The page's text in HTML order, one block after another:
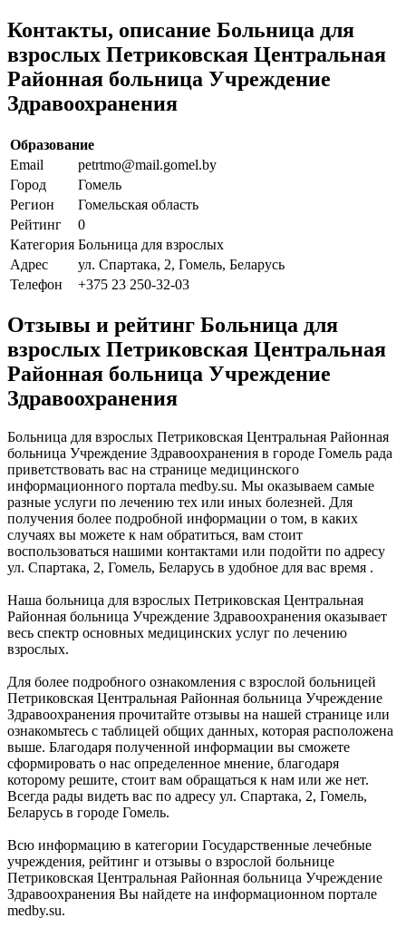
Контакты, описание Больница для
взрослых Петриковская Центральная
Районная больница Учреждение
Здравоохранения
Образование
Email
petrtmo@mail.gomel.by
Город
Гомель
Регион
Гомельская область
Рейтинг
0
Категория Больница для взрослых
Адрес
ул. Спартака, 2, Гомель, Беларусь
Телефон
+375 23 250-32-03
Отзывы и рейтинг Больница для
взрослых Петриковская Центральная
Районная больница Учреждение
Здравоохранения
Больница для взрослых Петриковская Центральная Районная
больница Учреждение Здравоохранения в городе Гомель рада
приветствовать вас на странице медицинского
информационного портала medby.su. Мы оказываем самые
разные услуги по лечению тех или иных болезней. Для
получения более подробной информации о том, в каких
случаях вы можете к нам обратиться, вам стоит
воспользоваться нашими контактами или подойти по адресу
ул. Спартака, 2, Гомель, Беларусь в удобное для вас время .
Наша больница для взрослых Петриковская Центральная
Районная больница Учреждение Здравоохранения оказывает
весь спектр основных медицинских услуг по лечению
взрослых.
Для более подробного ознакомления с взрослой больницей
Петриковская Центральная Районная больница Учреждение
Здравоохранения прочитайте отзывы на нашей странице или
ознакомьтесь с таблицей общих данных, которая расположена
выше. Благодаря полученной информации вы сможете
сформировать о нас определенное мнение, благодаря
которому решите, стоит вам обращаться к нам или же нет.
Всегда рады видеть вас по адресу ул. Спартака, 2, Гомель,
Беларусь в городе Гомель.
Всю информацию в категории Государственные лечебные
учреждения, рейтинг и отзывы о взрослой больнице
Петриковская Центральная Районная больница Учреждение
Здравоохранения Вы найдете на информационном портале
medby.su.